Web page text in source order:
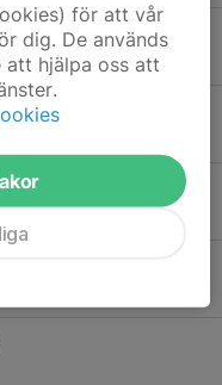
för att vår
dig. De används
hjälpa oss att